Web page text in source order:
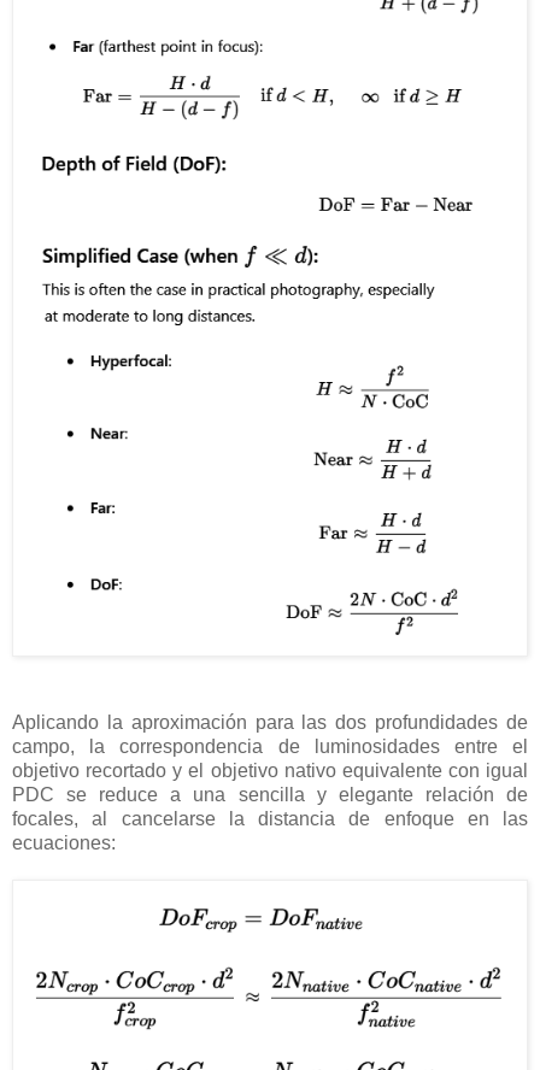
Aplicando la aproximación para las dos profundidades de
campo, la correspondencia de luminosidades entre el
objetivo recortado y el objetivo nativo equivalente con igual
PDC se reduce a una sencilla y elegante relación de
focales, al cancelarse la distancia de enfoque en las
ecuaciones: